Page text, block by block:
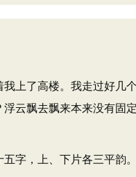
上了高楼。我走过好几
云飘去飘来本来没有固
字，上、下片各三平韵。